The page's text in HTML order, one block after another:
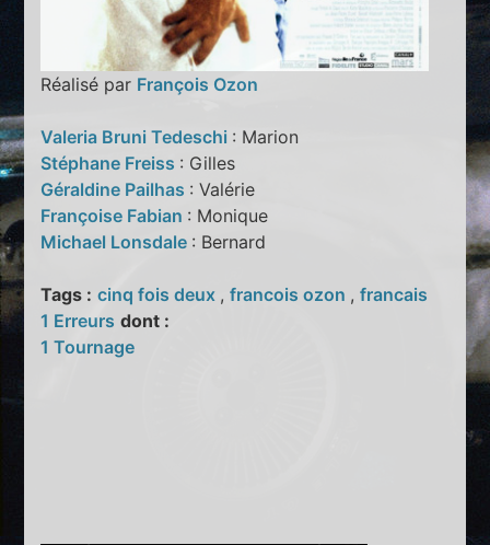
Réalisé par François Ozon
Valeria Bruni Tedeschi : Marion
Stéphane Freiss : Gilles
Géraldine Pailhas : Valérie
Françoise Fabian : Monique
Michael Lonsdale : Bernard
Tags : cinq fois deux ,francois ozon ,francais
1 Erreurs dont :
1 Tournage